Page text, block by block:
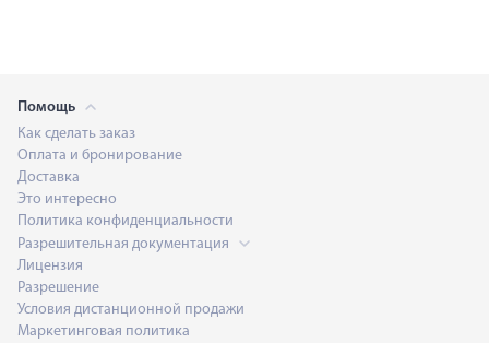
Помощь
Как сделать заказ
Оплата и бронирование
Доставка
Это интересно
Политика конфиденциальности
Разрешительная документация
Лицензия
Разрешение
Условия дистанционной продажи
Маркетинговая политика